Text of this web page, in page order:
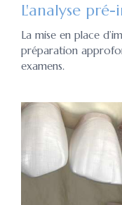
L'analyse
La mise en place
préparation
examens.